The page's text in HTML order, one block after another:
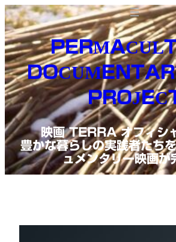
内
容
を
ス
キ
ッ
プ
映画 TERRA オフィシ
豊かな暮らしの実践者たち
ュメンタリー映画が